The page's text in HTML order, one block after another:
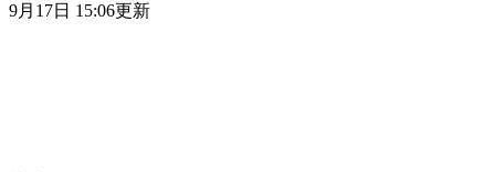
9月17日 15:06更新